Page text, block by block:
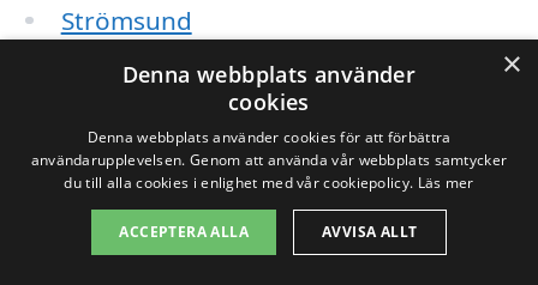
Strömsund
Dorotea
Junsele
Hoting
Bjästa
×
Denna webbplats använder
cookies
Denna webbplats använder cookies för att förbättra
användarupplevelsen. Genom att använda vår webbplats samtycker
du till alla cookies i enlighet med vår cookiepolicy. Läs mer
ACCEPTERA ALLA AVVISA ALLT